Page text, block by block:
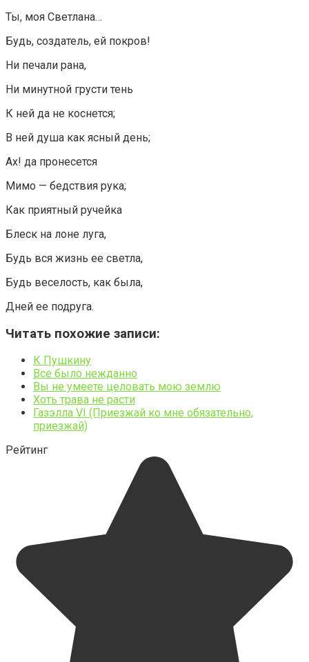
Ты, моя Светлана…
Будь, создатель, ей покров!
Ни печали рана,
Ни минутной грусти тень
К ней да не коснется;
В ней душа как ясный день;
Ах! да пронесется
Мимо — бедствия рука;
Как приятный ручейка
Блеск на лоне луга,
Будь вся жизнь ее светла,
Будь веселость, как была,
Дней ее подруга.
Читать похожие записи:
К Пушкину
Все было нежданно
Вы не умеете целовать мою землю
Хоть трава не расти
Газэлла VI (Приезжай ко мне обязательно,
приезжай)
Рейтинг